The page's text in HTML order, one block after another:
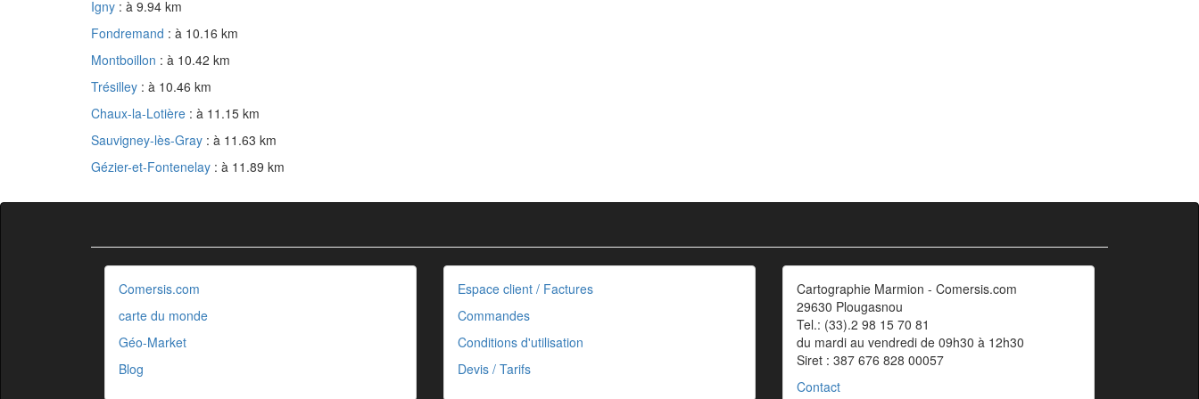
Igny : à 9.94 km
Fondremand : à 10.16 km
Montboillon : à 10.42 km
Trésilley : à 10.46 km
Chaux-la-Lotière : à 11.15 km
Sauvigney-lès-Gray : à 11.63 km
Gézier-et-Fontenelay : à 11.89 km
Comersis.com
carte du monde
Géo-Market
Blog
Espace client / Factures
Commandes
Conditions d'utilisation
Devis / Tarifs
Cartographie Marmion - Comersis.com
29630 Plougasnou
Tel.: (33).2 98 15 70 81
du mardi au vendredi de 09h30 à 12h30
Siret : 387 676 828 00057
Contact